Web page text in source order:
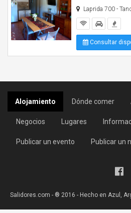
Laprida 700 -
Consultar
Alojamiento Dónde comer
Negocios Lugares
Publicar un evento Publicar un
Salidores.com - ® 2016 - Hecho en Azul,